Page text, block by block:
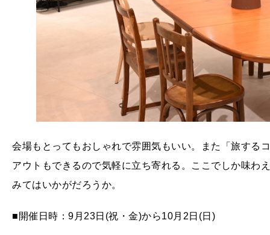
会場もとってもおしゃれで雰囲気もいい。また「旅する
アウトもできるので気軽に立ち寄れる。ここでしか味わ
みてはいかがだろうか。
■開催日時：9月23日(祝・金)から10月2日(日)